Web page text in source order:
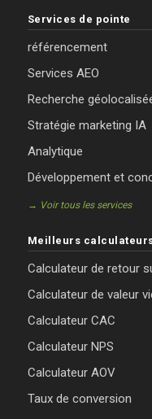
Services de pointe
référencement
Services AEO
Recherche
Stratégie marketing IA
Analytique
Développement et
→ Voir tous les services
Meilleurs
Calculateur de retour
Calculateur de valeur
Calculateur CAC
Calculateur NPS
Calculateur AOV
Taux de conversion